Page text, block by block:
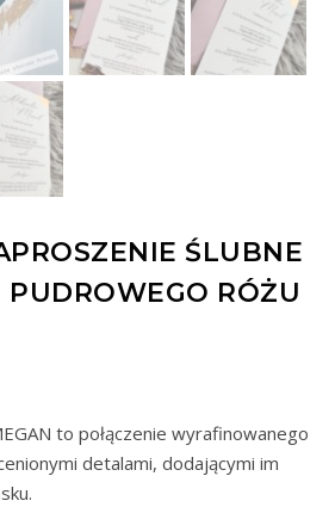
ŚLUBNE
RÓŻU
to połączenie wyrafinowanego
detalami, dodającymi im